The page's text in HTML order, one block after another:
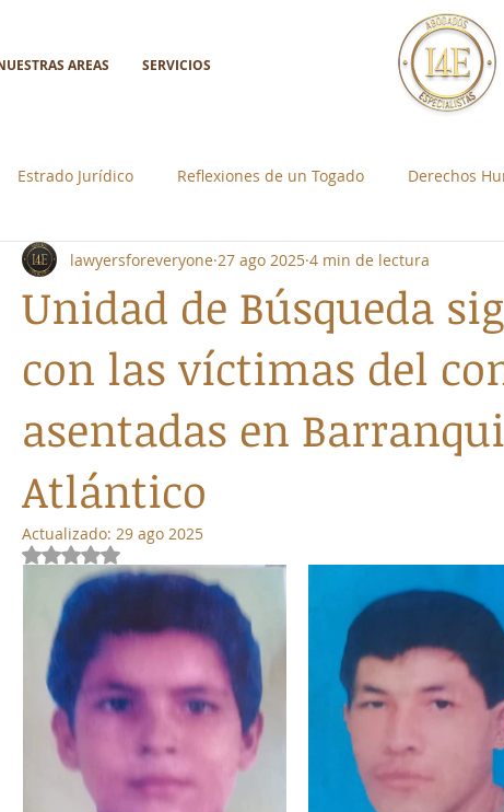
AREAS SERVICIOS
Estrado Jurídico Reflexiones de un Togado Derechos
y tecnología Colabora con Nosotros Control Social
Unidad de Búsqueda
con las víctimas del
asentadas en
Atlántico
lawyersforeveryone 27 ago 2025 4 min de lectura
Actualizado: 29 ago 2025
Obtuvo NaN de 5 estrellas.